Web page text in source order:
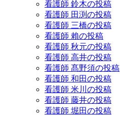
看護師 鈴木の投稿
看護師 田渕の投稿
看護師 三橋の投稿
看護師 賴の投稿
看護師 秋元の投稿
看護師 高井の投稿
看護師 髙野須の投稿
看護師 和田の投稿
看護師 米川の投稿
看護師 藤井の投稿
看護師 堀田の投稿